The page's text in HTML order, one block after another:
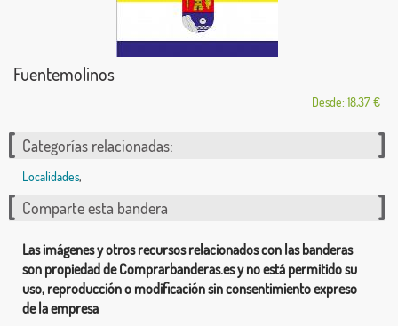
Fuentemolinos
Desde: 18,37 €
Categorías relacionadas:
Localidades,
Comparte esta bandera
Las imágenes y otros recursos relacionados con las banderas
son propiedad de Comprarbanderas.es y no está permitido su
uso, reproducción o modificación sin consentimiento expreso
de la empresa